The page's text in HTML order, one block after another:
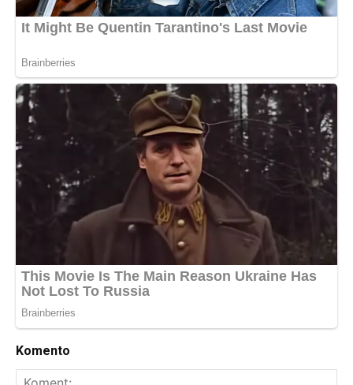
Komento